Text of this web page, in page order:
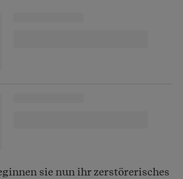
sie nun ihr zerstörerisches